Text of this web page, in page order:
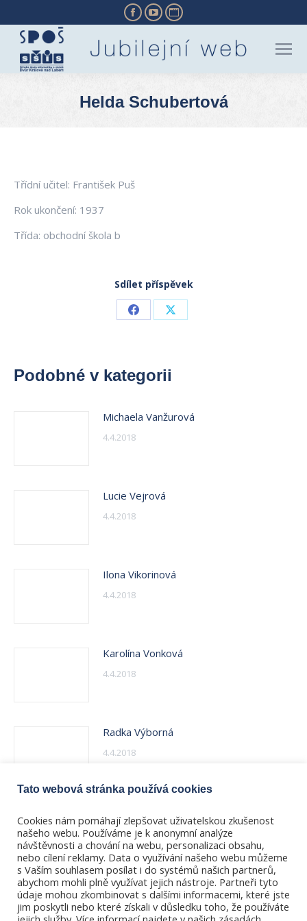
Facebook
opens
window
YouTube
opens
window
Website
opens
window
Helda Schubertová
Třídní učitel: František Puš
Rok ukončení: 1937
Třída: obchodní škola b
Sdílet příspěvek
Share Share
Podobné v kategorii
Michaela Vanžurová
4.4.2018
Lucie Vejrová
4.4.2018
Ilona Vikorinová
4.4.2018
Karolína Vonková
4.4.2018
Radka Výborná
4.4.2018
4.4.2018
Tato webová stránka používá cookies
Cookies nám pomáhají zlepšovat uživatelskou zkušenost
našeho webu. Používáme je k anonymní analýze
návštěvnosti a chování na webu, personalizaci obsahu,
nebo cílení reklamy. Data o využívání našeho webu můžeme
s Vaším souhlasem posílat i do systémů našich partnerů,
abychom mohli plně využívat jejich nástroje. Partneři tyto
údaje mohou zkombinovat s dalšími informacemi, které jste
jim poskytli nebo které získali v důsledku toho, že používáte